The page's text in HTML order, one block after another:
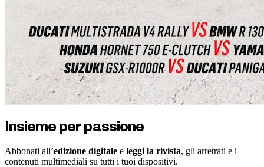
Insieme per passione
Abbonati all’edizione digitale e leggi la rivista, gli arretrati e i
contenuti multimediali su tutti i tuoi dispositivi.